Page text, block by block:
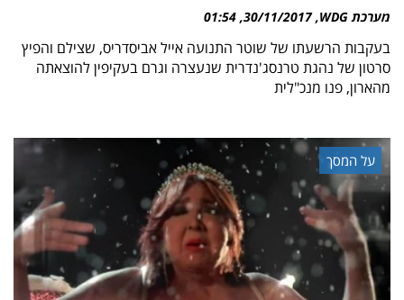
מערכת WDG 30/11/2017
01:54
בעקבות הרשעתו של שוטר התנועה אייל אביסדריס, שצילם והפיץ
סרטון של נהגת טרנסג'נדרית שנעצרה וגרם בעקיפין להוצאתה
מהארון, פנו מנכ"לית
על המסך